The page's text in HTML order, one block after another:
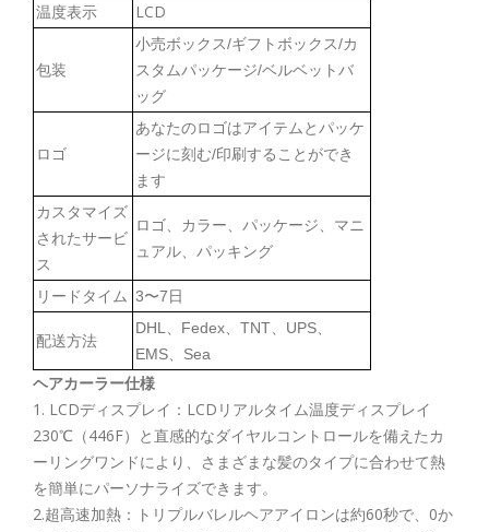
温度表示
LCD
包装
小売ボックス/ギフトボックス/カ
スタムパッケージ/ベルベットバ
ッグ
ロゴ
あなたのロゴはアイテムとパッケ
ージに刻む/印刷することができ
ます
カスタマイズ
されたサービ
ス
ロゴ、カラー、パッケージ、マニ
ュアル、パッキング
リードタイム 3〜7日
配送方法
DHL、Fedex、TNT、UPS、
EMS、Sea
ヘアカーラー仕様
1. LCDディスプレイ：LCDリアルタイム温度ディスプレイ
230℃（446F）と直感的なダイヤルコントロールを備えたカ
ーリングワンドにより、さまざまな髪のタイプに合わせて熱
を簡単にパーソナライズできます。
2.超高速加熱：トリプルバレルヘアアイロンは約60秒で、0か